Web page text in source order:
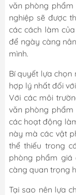
văn phòng phẩm
nghiệp sẽ được
các cách làm
để ngày càng
mình.
Bí quyết lựa
hợp lý nhất đối
Với các môi
văn phòng phẩm
các hoạt động
này mà các vật
thể thiếu trong
phòng phẩm giá
càng quan trọng
Tại sao nên lựa